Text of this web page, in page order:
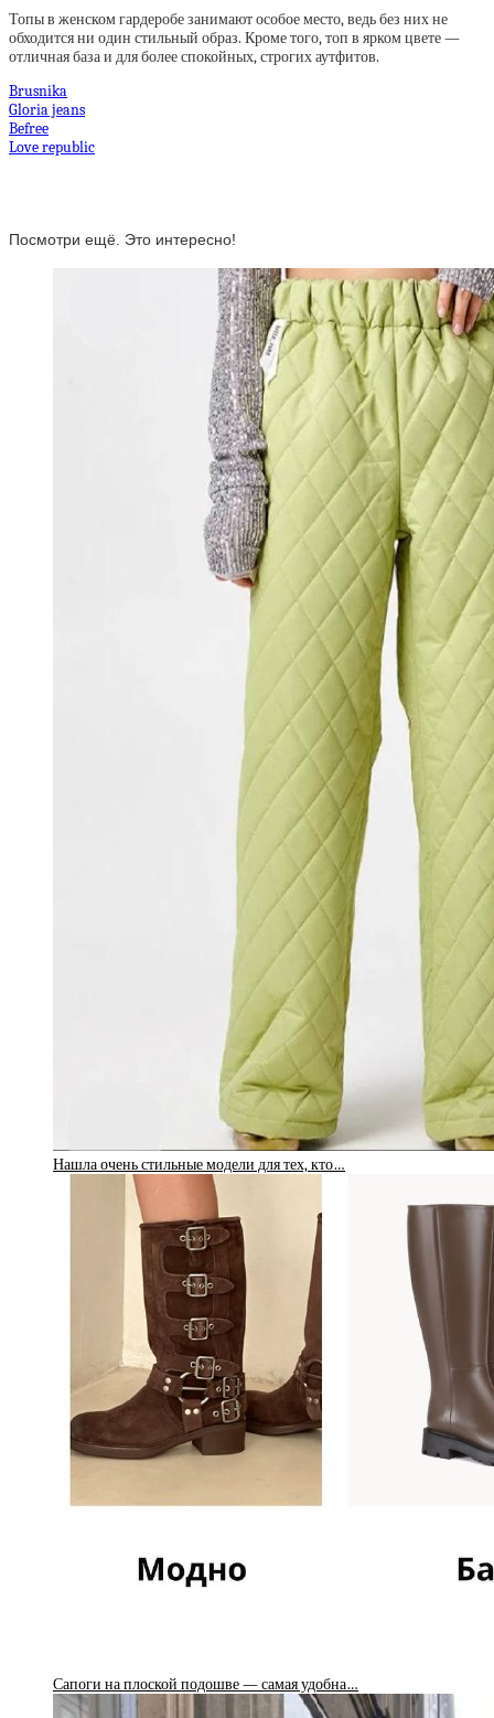
Топы в женском гардеробе занимают особое место, ведь без них не
обходится ни один стильный образ. Кроме того, топ в ярком цвете —
отличная база и для более спокойных, строгих аутфитов.
Brusnika
Gloria jeans
Befree
Love republic
Посмотри ещё. Это интересно!
Нашла очень стильные модели для тех, кто…
Сапоги на плоской подошве — самая удобна…